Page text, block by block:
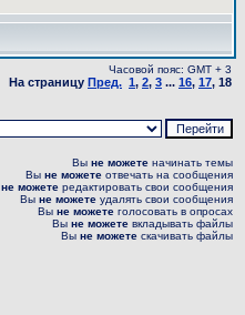
Часовой пояс: GMT + 3
На страницу Пред. 1, 2, 3 ... 16, 17, 18
Вы не можете начинать темы
Вы не можете отвечать на сообщения
не можете редактировать свои сообщения
Вы не можете удалять свои сообщения
Вы не можете голосовать в опросах
Вы не можете вкладывать файлы
Вы не можете скачивать файлы